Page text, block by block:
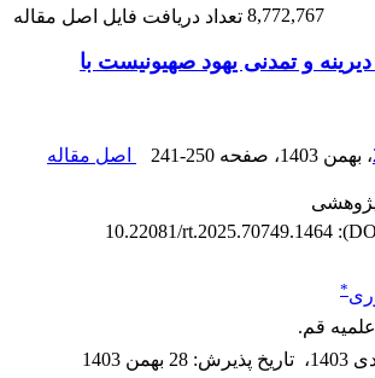
تعداد دریافت فایل اصل مقاله 8,772,767
و تمدنی یهود صهیونیست با
، بهمن 1403 ، صفحه 241-250
اصل مقاله
پژوهشی
10.22081/rt.2025.70749.1464
*
قم.
، تاریخ پذیرش: 28 بهمن 1403